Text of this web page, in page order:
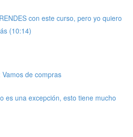
con este curso, pero yo quiero
(10:14)
de compras
es una excepción, esto tiene mucho